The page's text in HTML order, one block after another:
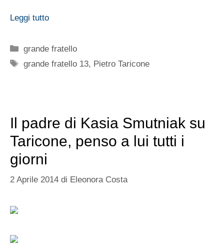
Leggi tutto
Categorie
grande fratello
Tag
grande fratello 13, Pietro Taricone
Il padre di Kasia Smutniak su
Taricone, penso a lui tutti i
giorni
2 Aprile 2014 di Eleonora Costa